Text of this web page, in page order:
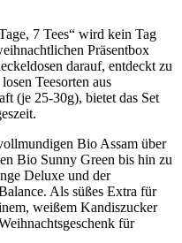
7 Tees“ wird kein Tag
Präsentbox
darauf, entdeckt zu
Teesorten aus
(je 25-30g), bietet das Set
Bio Assam über
Bio Sunny Green bis hin zu
Deluxe und der
Als süßes Extra für
weißem Kandiszucker
für